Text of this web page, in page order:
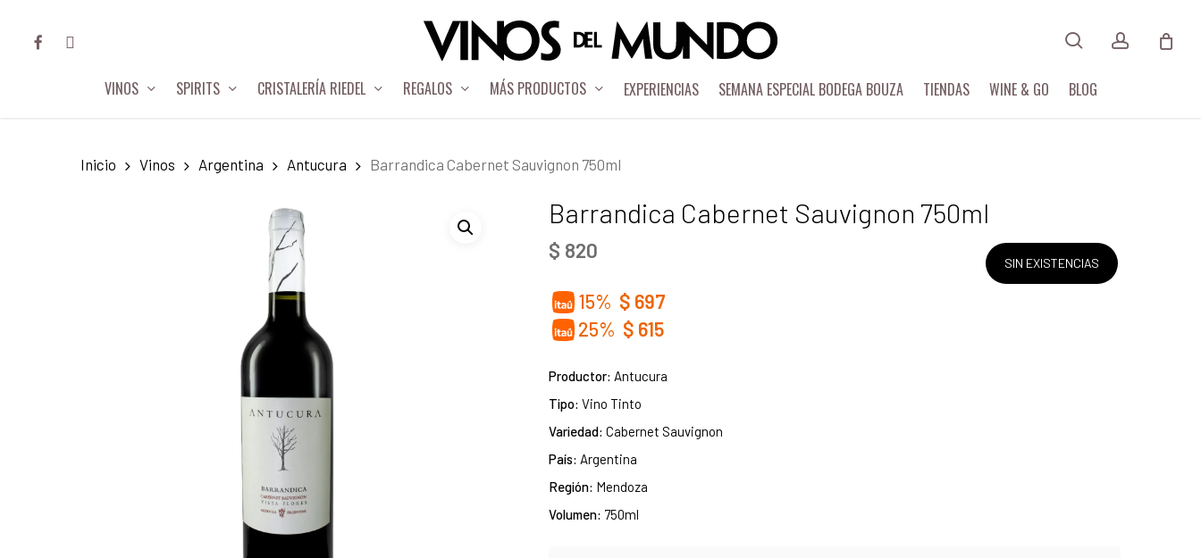
FACEBOOKINSTAGRAM
VINOS SPIRITS CRISTALERÍA RIEDEL REGALOS MÁS PRODUCTOS EXPERIENCIAS SEMANA ESPECIAL BODEGA BOUZA TIENDAS WINE & GO BLOG
Inicio Vinos Argentina Antucura Barrandica Cabernet Sauvignon 750ml
Barrandica Cabernet Sauvignon 750ml
$ 820
15% $ 697
25% $ 615
Productor: Antucura
Tipo: Vino Tinto
Variedad: Cabernet Sauvignon
País: Argentina
Región: Mendoza
Volumen: 750ml
SIN EXISTENCIAS